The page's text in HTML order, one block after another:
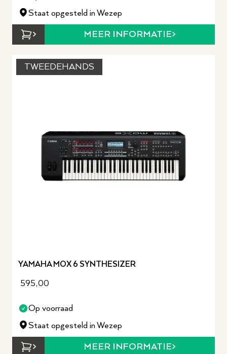
Staat opgesteld in Wezep
MEER INFORMATIE
TWEEDEHANDS
YAMAHA MOX 6 SYNTHESIZER
595,00
Op voorraad
Staat opgesteld in Wezep
MEER INFORMATIE